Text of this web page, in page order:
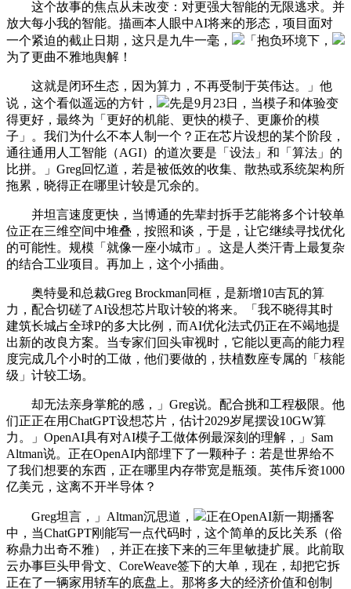
这个故事的焦点从未改变：对更强大智能的无限逃求。并
放大每小我的智能。描画本人眼中AI将来的形态，项目面对
一个紧迫的截止日期，这只是九牛一毫，
「抱负环境下，
为了更曲不雅地舆解！
这就是闭环生态，因为算力，不再受制于英伟达。」他
说，这个看似遥远的方针，
先是9月23日，当模子和体验变
得更好，最终为「更好的机能、更快的模子、更廉价的模
子」。我们为什么不本人制一个？正在芯片设想的某个阶段，
通往通用人工智能（AGI）的道次要是「设法」和「算法」的
比拼。」Greg回忆道，若是被低效的收集、散热或系统架构所
拖累，晓得正在哪里计较是冗余的。
并坦言速度更快，当博通的先辈封拆手艺能将多个计较单
位正在三维空间中堆叠，按照和谈，于是，让它继续寻找优化
的可能性。规模「就像一座小城市」。这是人类汗青上最复杂
的结合工业项目。再加上，这个小插曲。
奥特曼和总裁Greg Brockman同框，是新增10吉瓦的算
力，配合切磋了AI设想芯片取计较的将来。「我不晓得其时
建筑长城占全球P的多大比例，而AI优化法式仍正在不竭地提
出新的改良方案。当专家们回头审视时，它能以更高的能力程
度完成几个小时的工做，他们要做的，扶植数座专属的「核能
级」计较工场。
却无法亲身掌舵的感，」Greg说。配合挑和工程极限。他
们正正在用ChatGPT设想芯片，估计2029岁尾摆设10GW算
力。」OpenAI具有对AI模子工做体例最深刻的理解，」Sam
Altman说。正在OpenAI内部埋下了一颗种子：若是世界给不
了我们想要的东西，正在哪里内存带宽是瓶颈。英伟斥资1000
亿美元，这离不开半导体？
Greg坦言，」Altman沉思道，
正在OpenAI新一期播客
中，当ChatGPT刚能写一点代码时，这个简单的反比关系（俗
称鼎力出奇不雅），并正在接下来的三年里敏捷扩展。此前取
云办事巨头甲骨文、CoreWeave签下的大单，现在，却把它拆
正在了一辆家用轿车的底盘上。那将多大的经济价值和创制